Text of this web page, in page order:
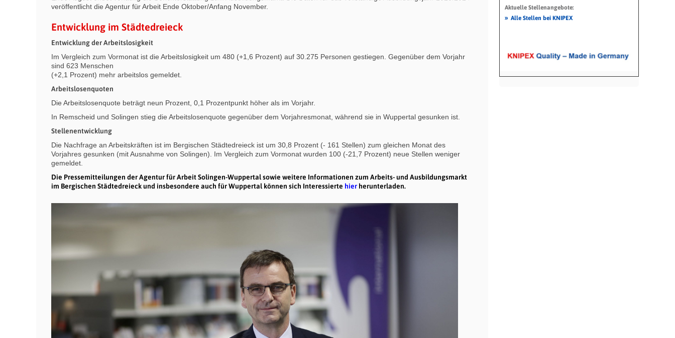
veröffentlicht die Agentur für Arbeit Ende Oktober/Anfang November.
Entwicklung im Städtedreieck
Entwicklung der Arbeitslosigkeit
Im Vergleich zum Vormonat ist die Arbeitslosigkeit um 480 (+1,6 Prozent) auf 30.275 Personen gestiegen. Gegenüber dem Vorjahr
sind 623 Menschen
(+2,1 Prozent) mehr arbeitslos gemeldet.
Arbeitslosenquoten
Die Arbeitslosenquote beträgt neun Prozent, 0,1 Prozentpunkt höher als im Vorjahr.
In Remscheid und Solingen stieg die Arbeitslosenquote gegenüber dem Vorjahresmonat, während sie in Wuppertal gesunken ist.
Stellenentwicklung
Die Nachfrage an Arbeitskräften ist im Bergischen Städtedreieck ist um 30,8 Prozent (- 161 Stellen) zum gleichen Monat des
Vorjahres gesunken (mit Ausnahme von Solingen). Im Vergleich zum Vormonat wurden 100 (-21,7 Prozent) neue Stellen weniger
gemeldet.
Die Pressemitteilungen der Agentur für Arbeit Solingen-Wuppertal sowie weitere Informationen zum Arbeits- und Ausbildungsmarkt
im Bergischen Städtedreieck und insbesondere auch für Wuppertal können sich Interessierte hier herunterladen.
Aktuelle Stellenangebote:
» Alle Stellen bei KNIPEX